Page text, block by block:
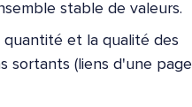
stable de valeurs.
et la qualité des
sortants (liens d'une page